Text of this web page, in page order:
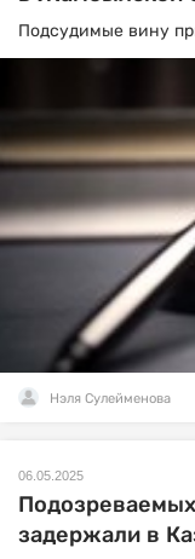
Подсудимые вину
Нэля Сулейменова
06.05.2025
задержали в